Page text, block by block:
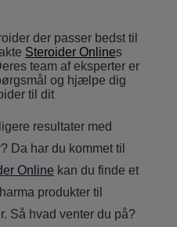
der passer bedst til
Steroider Onlines
team af eksperter er
og hjælpe dig
til dit
resultater med
Da har du kommet til
Online kan du finde et
produkter til
Så hvad venter du på?